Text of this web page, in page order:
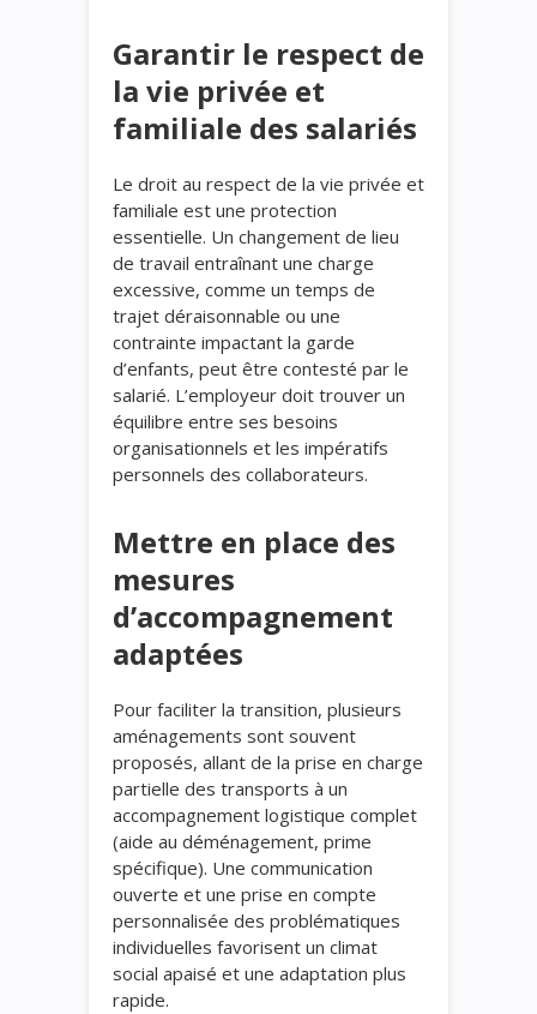
Garantir le respect de
la vie privée et
familiale des salariés
Le droit au respect de la vie privée et
familiale est une protection
essentielle. Un changement de lieu
de travail entraînant une charge
excessive, comme un temps de
trajet déraisonnable ou une
contrainte impactant la garde
d’enfants, peut être contesté par le
salarié. L’employeur doit trouver un
équilibre entre ses besoins
organisationnels et les impératifs
personnels des collaborateurs.
Mettre en place des
mesures
d’accompagnement
adaptées
Pour faciliter la transition, plusieurs
aménagements sont souvent
proposés, allant de la prise en charge
partielle des transports à un
accompagnement logistique complet
(aide au déménagement, prime
spécifique). Une communication
ouverte et une prise en compte
personnalisée des problématiques
individuelles favorisent un climat
social apaisé et une adaptation plus
rapide.